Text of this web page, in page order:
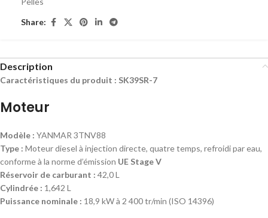
Share:
Description
Caractéristiques du produit : SK39SR-7
Moteur
Modèle : YANMAR 3TNV88
Type : Moteur diesel à injection directe, quatre temps, refroidi par eau,
conforme à la norme d’émission UE Stage V
Réservoir de carburant : 42,0 L
Cylindrée : 1,642 L
Puissance nominale : 18,9 kW à 2 400 tr/min (ISO 14396)